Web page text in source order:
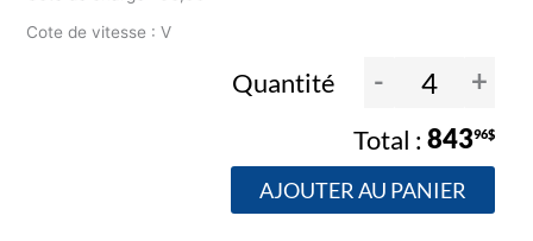
Cote de vitesse : V
Quantité - +
84396$
AJOUTER AU PANIER